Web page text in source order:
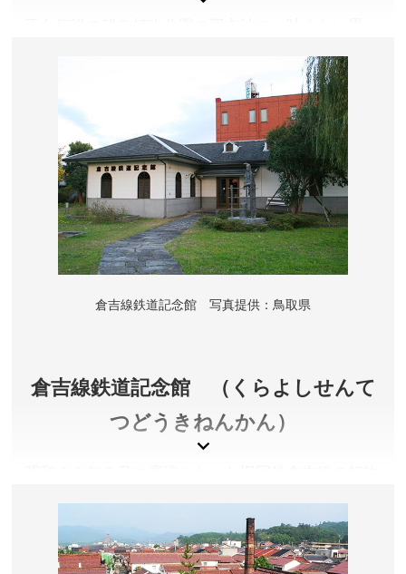
す。紙が溶ければ過去も水に溶け、そこから新しい
自分の始まりです。
鳥取県倉吉市
料金／ほどき紙：400円(良縁福お守り付き)
販売所営業時間／赤瓦一号館(倉吉市新町1)9:00～
17:00、倉吉白壁土蔵群観光案内所(倉吉市魚町2568-
1)9:00～17:00
所在地／鳥取県倉吉市仲ノ町(打吹公園 羽衣池)
打吹公園・ほどき紙 公式サイト
倉吉線鉄道記念館 写真提供：鳥取県
倉吉線鉄道記念館 （くらよしせんて
つどうきねんかん）
車の展示もあります。
鳥取県倉吉市